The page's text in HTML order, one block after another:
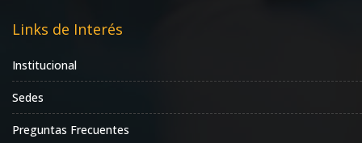
Links de Interés
Institucional
Sedes
Preguntas Frecuentes